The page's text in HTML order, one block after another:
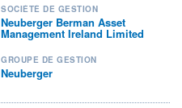
SOCIÉTÉ DE GESTION
Neuberger Berman Asset
Management Ireland Limited
GROUPE DE GESTION
Neuberger